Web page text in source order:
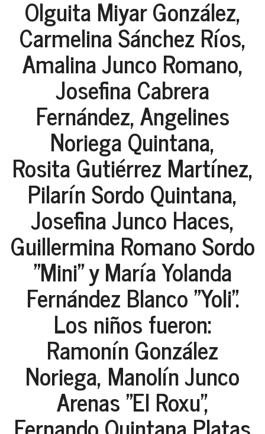
Olguita Miyar González,
Carmelina Sánchez Ríos,
Amalina Junco Romano,
Josefina Cabrera
Fernández, Angelines
Noriega Quintana,
Rosita Gutiérrez Martínez,
Pilarín Sordo Quintana,
Josefina Junco Haces,
Guillermina Romano Sordo
"Mini" y María Yolanda
Fernández Blanco "Yoli".
Los niños fueron:
Ramonín González
Noriega, Manolín Junco
Arenas "El Roxu",